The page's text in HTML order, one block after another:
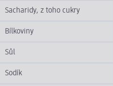
Sacharidy, z toho cukry
Bílkoviny
Sůl
Sodík